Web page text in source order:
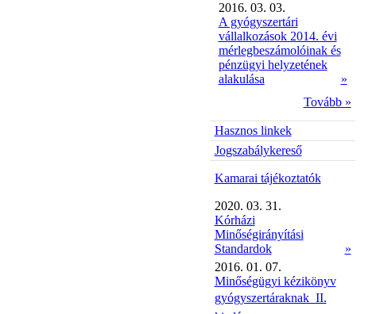
2016. 03. 03.
A gyógyszertári
vállalkozások 2014. évi
mérlegbeszámolóinak és
pénzügyi helyzetének
alakulása
»
Tovább »
Hasznos linkek
Jogszabálykereső
Kamarai tájékoztatók
2020. 03. 31.
Kórházi
Minőségirányítási
Standardok
»
2016. 01. 07.
Minőségügyi kézikönyv
gyógyszertáraknak  II.